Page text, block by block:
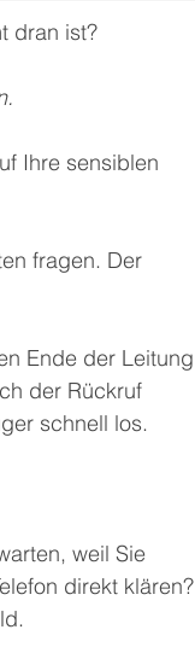
dran ist?
Ihre sensiblen
fragen. Der
Ende der Leitung
der Rückruf
schnell los.
weil Sie
direkt klären?